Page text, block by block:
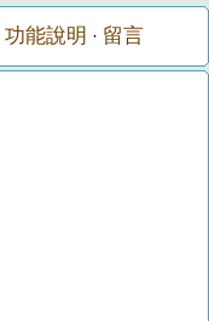
功能說明 · 留言